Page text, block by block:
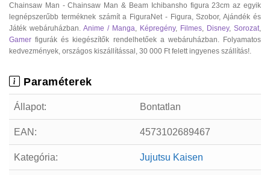
Chainsaw Man - Chainsaw Man & Beam Ichibansho figura 23cm az egyik
legnépszerűbb terméknek számít a FiguraNet - Figura, Szobor, Ajándék és
Játék webáruházban. Anime / Manga Képregény, Filmes Disney, Sorozat
Gamer figurák és kiegészítők rendelhetőek a webáruházban. Folyamatos
kedvezmények, országos kiszállítással, 30 000 Ft felett ingyenes szállítás!.
Paraméterek
Állapot: Bontatlan
EAN: 4573102689467
Kategória: Jujutsu Kaisen